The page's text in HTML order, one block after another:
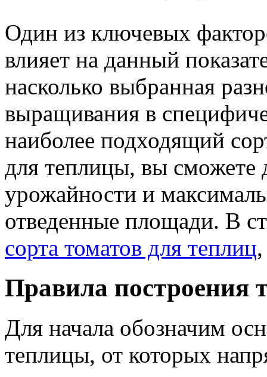
Один из ключевых
влияет на данный
насколько выбранная
выращивания в
наиболее подходящий
для теплицы, вы сможете
урожайности и
отведенные площади. В
сорта томатов для теплиц
Правила построения
Для начала обозначим
теплицы, от которых